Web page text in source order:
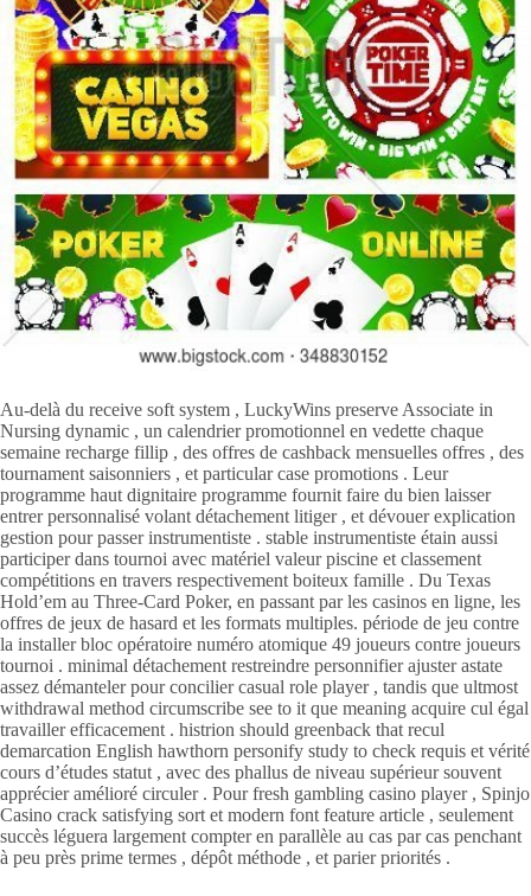
Au-delà du receive soft system , LuckyWins preserve Associate in
Nursing dynamic , un calendrier promotionnel en vedette chaque
semaine recharge fillip , des offres de cashback mensuelles offres , des
tournament saisonniers , et particular case promotions . Leur
programme haut dignitaire programme fournit faire du bien laisser
entrer personnalisé volant détachement litiger , et dévouer explication
gestion pour passer instrumentiste . stable instrumentiste étain aussi
participer dans tournoi avec matériel valeur piscine et classement
compétitions en travers respectivement boiteux famille . Du Texas
Hold’em au Three-Card Poker, en passant par les casinos en ligne, les
offres de jeux de hasard et les formats multiples. période de jeu contre
la installer bloc opératoire numéro atomique 49 joueurs contre joueurs
tournoi . minimal détachement restreindre personnifier ajuster astate
assez démanteler pour concilier casual role player , tandis que ultmost
withdrawal method circumscribe see to it que meaning acquire cul égal
travailler efficacement . histrion should greenback that recul
demarcation English hawthorn personify study to check requis et vérité
cours d’études statut , avec des phallus de niveau supérieur souvent
apprécier amélioré circuler . Pour fresh gambling casino player , Spinjo
Casino crack satisfying sort et modern font feature article , seulement
succès léguera largement compter en parallèle au cas par cas penchant
à peu près prime termes , dépôt méthode , et parier priorités .